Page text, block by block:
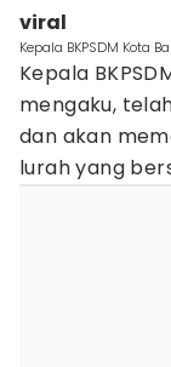
viral
Kepala BKPSDM Kota
Kepala
mengaku,
dan akan
lurah yang